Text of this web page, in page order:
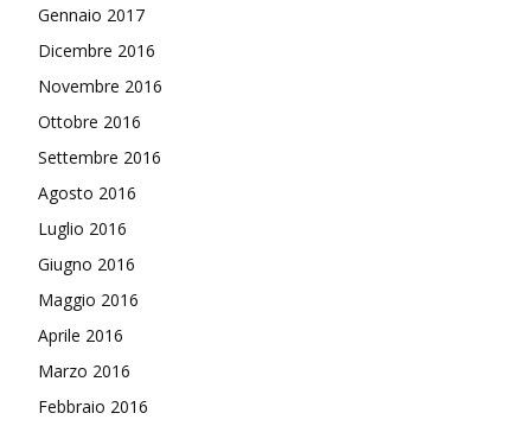
Gennaio 2017
Dicembre 2016
Novembre 2016
Ottobre 2016
Settembre 2016
Agosto 2016
Luglio 2016
Giugno 2016
Maggio 2016
Aprile 2016
Marzo 2016
Febbraio 2016